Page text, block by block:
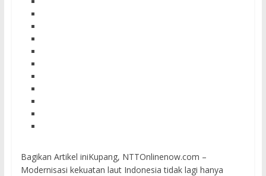
Bagikan Artikel iniKupang, NTTOnlinenow.com –
Modernisasi kekuatan laut Indonesia tidak lagi hanya